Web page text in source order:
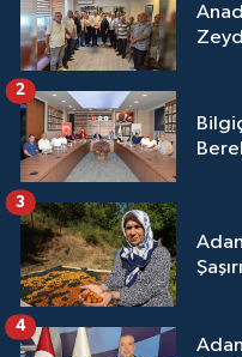
2
3
4